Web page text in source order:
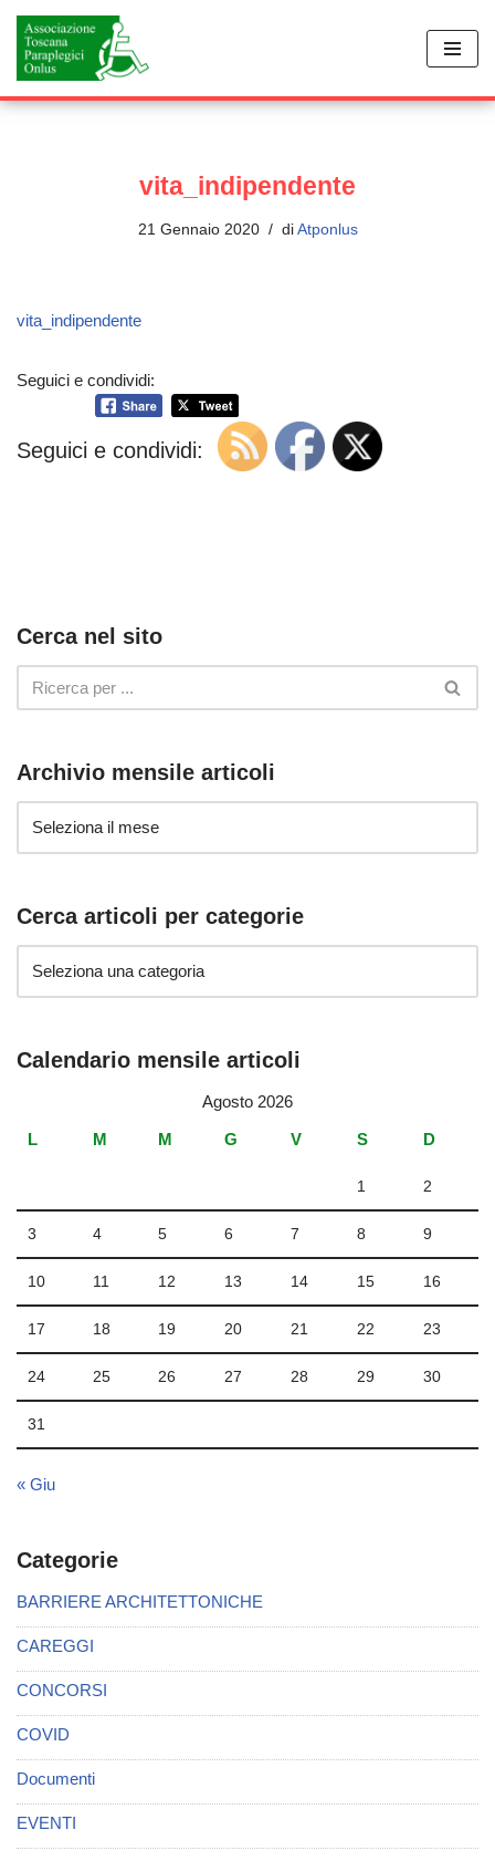
Vai
al
contenuto
vita_indipendente
21 Gennaio 2020 di Atponlus
vita_indipendente
Seguici e condividi:
Seguici e condividi:
Cerca nel sito
Archivio mensile articoli
Cerca articoli per categorie
Calendario mensile articoli
Agosto 2026
L
M M G V S D
1 2
3 4 5 6 7 8 9
10 11 12 13 14 15 16
17 18 19 20 21 22 23
24 25 26 27 28 29 30
31
« Giu
Categorie
BARRIERE ARCHITETTONICHE
CAREGGI
CONCORSI
COVID
Documenti
EVENTI